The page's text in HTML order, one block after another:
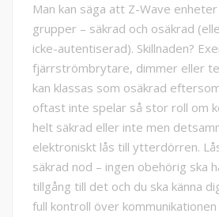
Man kan säga att Z-Wave
grupper – säkrad och osäkrad
icke-autentiserad). Skillnaden?
fjärrströmbrytare, dimmer eller
kan klassas som osäkrad
oftast inte spelar så stor roll om
helt säkrad eller inte men
elektroniskt lås till ytterdörren.
säkrad nod – ingen obehörig ska
tillgång till det och du ska känna
full kontroll över